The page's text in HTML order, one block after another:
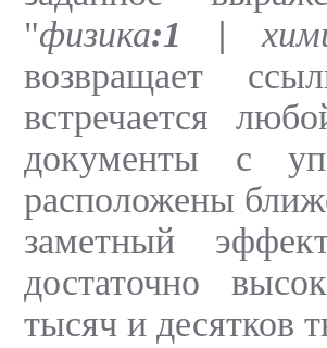
"физика:1 |
возвращает
встречается
документы с
расположены
заметный
достаточно
тысяч и десятков